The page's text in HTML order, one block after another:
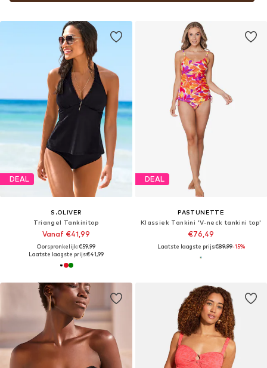
DEAL
S.OLIVER
Triangel Tankinitop
Vanaf €41,99
Oorspronkelijk: €59,99
Laatste laagste prijs:€41,99
DEAL
PASTUNETTE
Klassiek Tankini 'V-neck tankini top'
€76,49
Laatste laagste prijs:€89,99-15%